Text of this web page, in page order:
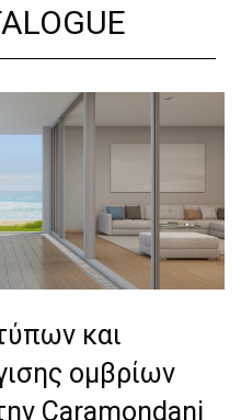
και
ομβρίων
Caramondani